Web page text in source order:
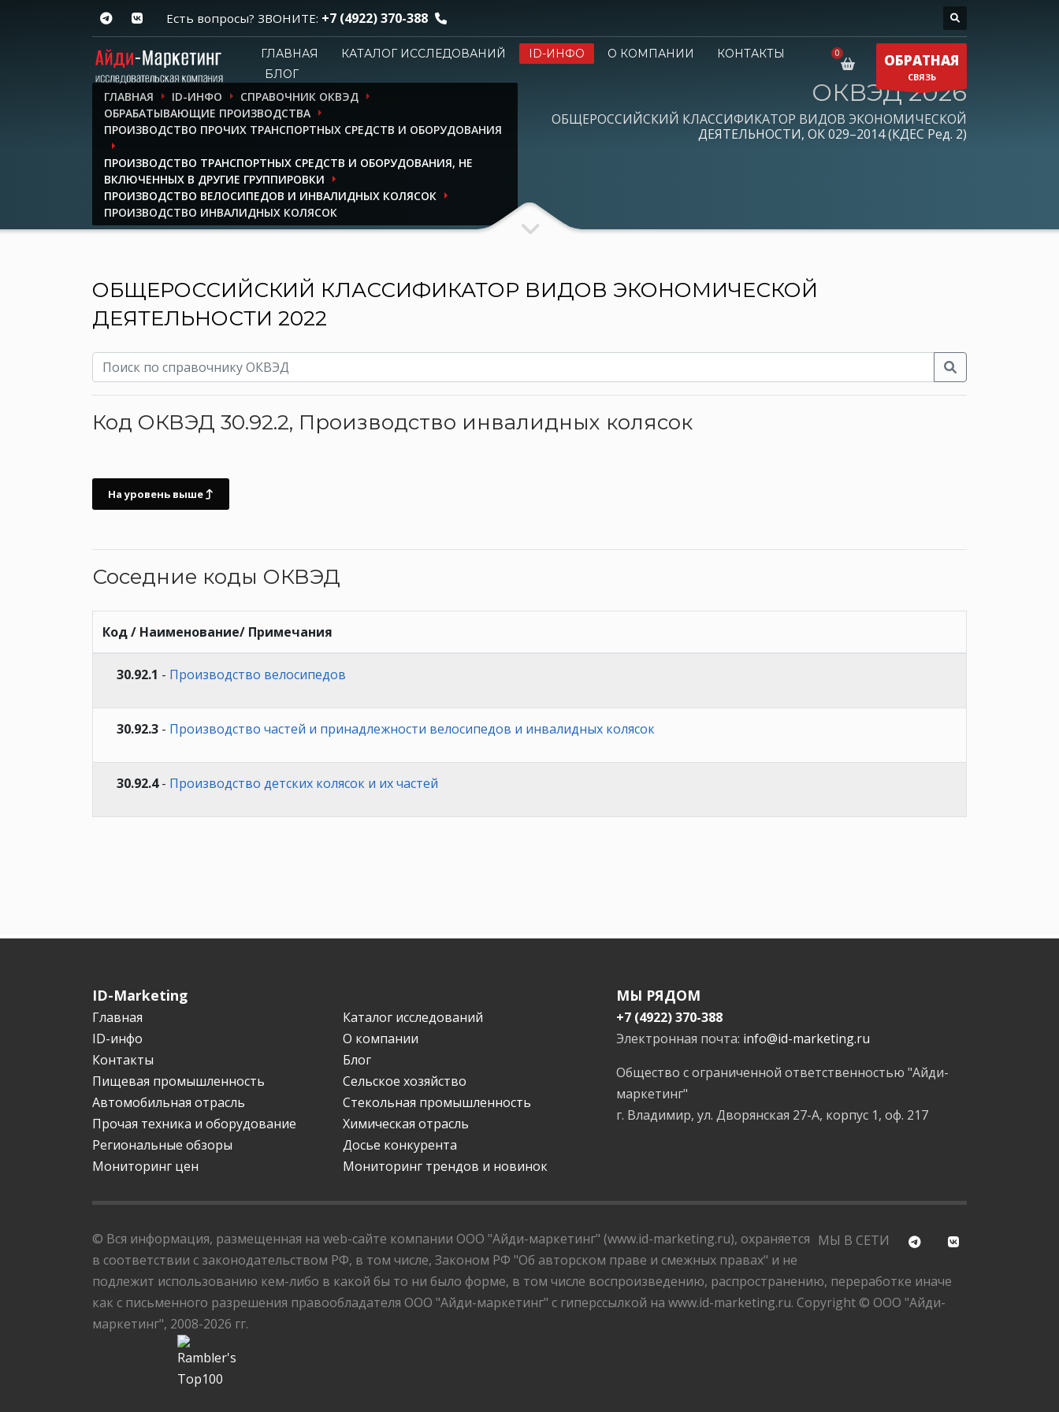
Есть вопросы? ЗВОНИТЕ: +7 (4922) 370-388
ГЛАВНАЯ КАТАЛОГ ИССЛЕДОВАНИЙ ID-ИНФО О КОМПАНИИ
КОНТАКТЫ
БЛОГ
ОБРАТНАЯ
СВЯЗЬ
ГЛАВНАЯ ID-ИНФО
СПРАВОЧНИК ОКВЭД
ОБРАБАТЫВАЮЩИЕ ПРОИЗВОДСТВА
ПРОИЗВОДСТВО ПРОЧИХ ТРАНСПОРТНЫХ СРЕДСТВ И ОБОРУДОВАНИЯ
ПРОИЗВОДСТВО ТРАНСПОРТНЫХ СРЕДСТВ И ОБОРУДОВАНИЯ, НЕ
ВКЛЮЧЕННЫХ В ДРУГИЕ ГРУППИРОВКИ
ПРОИЗВОДСТВО ВЕЛОСИПЕДОВ И ИНВАЛИДНЫХ КОЛЯСОК
ПРОИЗВОДСТВО ИНВАЛИДНЫХ КОЛЯСОК
ОКВЭД 2026
ОБЩЕРОССИЙСКИЙ КЛАССИФИКАТОР ВИДОВ ЭКОНОМИЧЕСКОЙ
ДЕЯТЕЛЬНОСТИ, ОК 029–2014 (КДЕС Ред. 2)
ОБЩЕРОССИЙСКИЙ КЛАССИФИКАТОР ВИДОВ ЭКОНОМИЧЕСКОЙ
ДЕЯТЕЛЬНОСТИ 2022
Код ОКВЭД 30.92.2, Производство инвалидных колясок
На уровень выше
Соседние коды ОКВЭД
Код / Наименование/ Примечания
30.92.1 - Производство велосипедов
30.92.3 - Производство частей и принадлежности велосипедов и инвалидных колясок
30.92.4- Производство детских колясок и их частей
ID-Marketing
Главная
Каталог исследований
ID-инфо
О компании
Контакты
Блог
Пищевая промышленность
Сельское хозяйство
Автомобильная отрасль
Стекольная промышленность
Прочая техника и оборудование
Химическая отрасль
Региональные обзоры
Досье конкурента
Мониторинг цен
Мониторинг трендов и новинок
МЫ РЯДОМ
+7 (4922) 370-388
Электронная почта: info@id-marketing.ru
Общество с ограниченной ответственностью "Айди-
маркетинг"
г. Владимир, ул. Дворянская 27-А, корпус 1, оф. 217
МЫ В СЕТИ
© Вся информация, размещенная на web-сайте компании ООО "Айди-маркетинг" (www.id-marketing.ru), охраняется
в соответствии с законодательством РФ, в том числе, Законом РФ "Об авторском праве и смежных правах" и не
подлежит использованию кем-либо в какой бы то ни было форме, в том числе воспроизведению, распространению, переработке иначе
как с письменного разрешения правообладателя ООО "Айди-маркетинг" с гиперссылкой на www.id-marketing.ru. Copyright © ООО "Айди-
маркетинг", 2008-2026 гг.